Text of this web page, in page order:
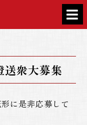
衆大募集
に是非応募して